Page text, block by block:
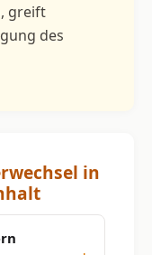
greift
des
in